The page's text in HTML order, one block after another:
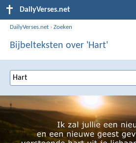
DailyVerses.net
DailyVerses.net ›Zoeken
Bijbelteksten over 'Hart'